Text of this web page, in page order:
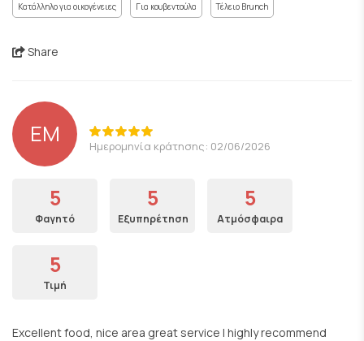
Κατάλληλο για οικογένειες Για κουβεντούλα Τέλειο Brunch
Share
EM Ημερομηνία κράτησης: 02/06/2026
5
Φαγητό
5
Εξυπηρέτηση
5
Ατμόσφαιρα
5
Τιμή
Excellent food, nice area great service I highly recommend